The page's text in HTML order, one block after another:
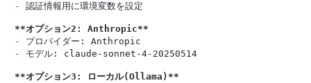
-
認証情報用に環境変数を設定
**オプション2: Anthropic**
-
-
モデル: claude-sonnet-4-20250514
**オプション3: ローカル(Ollama)**